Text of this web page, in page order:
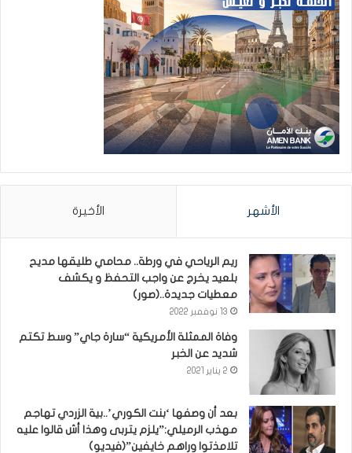
الأشهر الأخيرة
ريم الرياحي في ورطة.. محامي طليقها مديح
بلعيد يخرج عن واجب التحفظ و يكشف
معطيات جديدة..(صور)
13 نوفمبر 2022
وفاة الممثلة الأمريكية “سارة جاي” وسط تكتم
شديد عن الخبر
2 يناير 2021
بعد أن وصفها ‘بنت الكوري’..بية الزردي تهاجم
مهذب الرميلي:”يلزم يتربى وهذا أش قالوا عليه
تلامذتوا وراهم خايفين”(فيديو)